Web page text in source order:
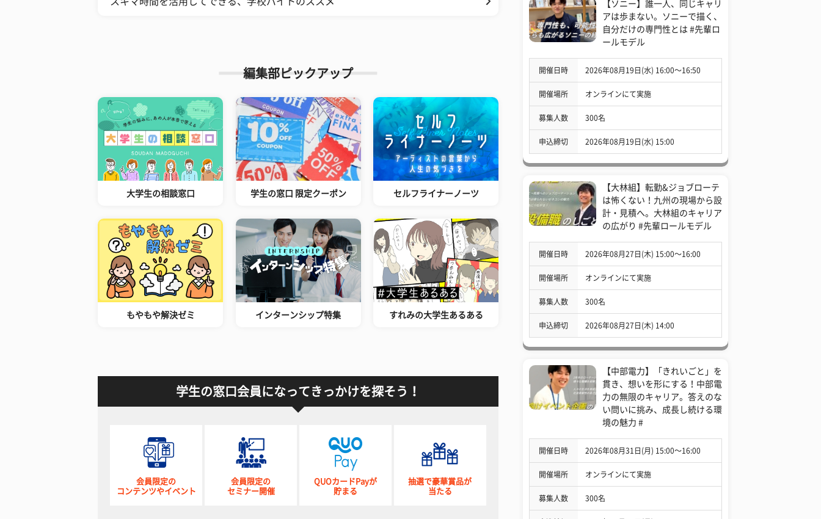
編集部ピックアップ
大学生の相談窓口 学生の窓口 限定クーポン セルフライナーノーツ
もやもや解決ゼミ インターンシップ特集 すれみの大学生あるある
学生の窓口会員になってきっかけを探そう！
会員限定の
コンテンツやイベント
会員限定の
セミナー開催
QUOカードPayが
貯まる
抽選で豪華賞品が
当たる
【ソニー】誰一人、同じキャリ
アは歩まない。ソニーで描く、
自分だけの専門性とは #先輩ロ
ールモデル
開催日時 2026年08月19日(水) 16:00〜16:50
開催場所 オンラインにて実施
募集人数 300名
申込締切 2026年08月19日(水) 15:00
【大林組】転勤&ジョブローテ
は怖くない！九州の現場から設
計・見積へ。大林組のキャリア
の広がり #先輩ロールモデル
開催日時 2026年08月27日(木) 15:00〜16:00
開催場所 オンラインにて実施
募集人数 300名
申込締切 2026年08月27日(木) 14:00
【中部電力】「きれいごと」を
貫き、想いを形にする！中部電
力の無限のキャリア。答えのな
い問いに挑み、成長し続ける環
境の魅力 #
開催日時 2026年08月31日(月) 15:00〜16:00
開催場所 オンラインにて実施
募集人数 300名